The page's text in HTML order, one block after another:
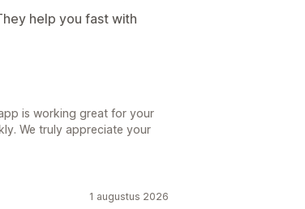
help you fast with
is working great for your
We truly appreciate your
1 augustus 2026